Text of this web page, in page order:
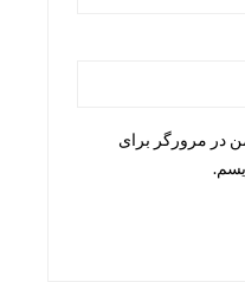
در مرورگر برای